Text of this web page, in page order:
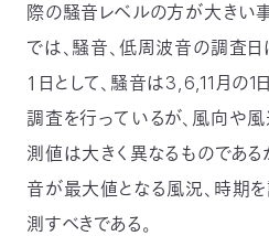
際の騒音レベルの方が大きい
では、騒音、低周波音の調査
１日として、騒音は3,6,11月の
調査を行っているが、風向や
測値は大きく異なるものであ
音が最大値となる風況、時期
測すべきである。